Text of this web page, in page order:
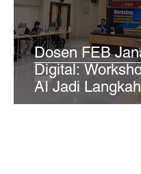
Dosen FEB
Digital:
AI Jadi
Transformasi